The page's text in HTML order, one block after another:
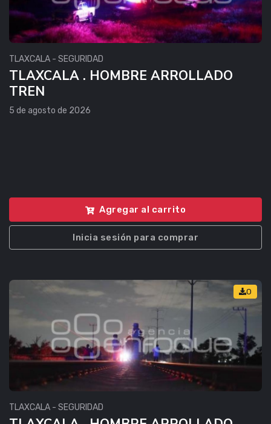
TLAXCALA - SEGURIDAD
TLAXCALA . HOMBRE ARROLLADO
TREN
5 de agosto de 2026
Agregar al carrito
Inicia sesión para comprar
0
TLAXCALA - SEGURIDAD